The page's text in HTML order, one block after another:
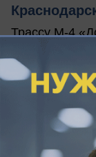
Трассу М-4